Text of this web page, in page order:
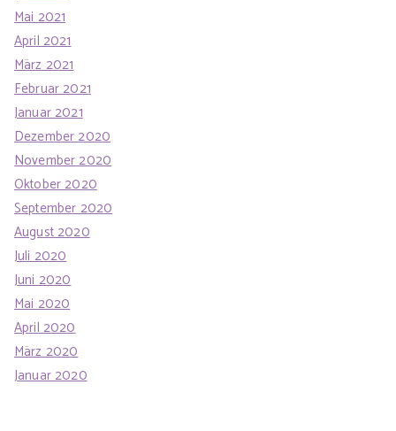
Mai 2021
April 2021
März 2021
Februar 2021
Januar 2021
Dezember 2020
November 2020
Oktober 2020
September 2020
August 2020
Juli 2020
Juni 2020
Mai 2020
April 2020
März 2020
Januar 2020